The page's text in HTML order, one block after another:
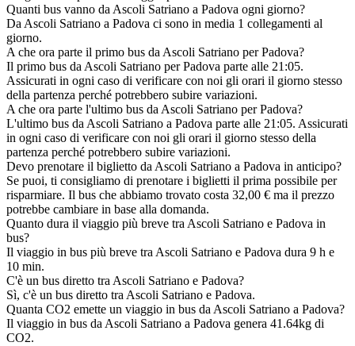
Quanti bus vanno da Ascoli Satriano a Padova ogni giorno?
Da Ascoli Satriano a Padova ci sono in media 1 collegamenti al
giorno.
A che ora parte il primo bus da Ascoli Satriano per Padova?
Il primo bus da Ascoli Satriano per Padova parte alle 21:05.
Assicurati in ogni caso di verificare con noi gli orari il giorno stesso
della partenza perché potrebbero subire variazioni.
A che ora parte l'ultimo bus da Ascoli Satriano per Padova?
L'ultimo bus da Ascoli Satriano a Padova parte alle 21:05. Assicurati
in ogni caso di verificare con noi gli orari il giorno stesso della
partenza perché potrebbero subire variazioni.
Devo prenotare il biglietto da Ascoli Satriano a Padova in anticipo?
Se puoi, ti consigliamo di prenotare i biglietti il prima possibile per
risparmiare. Il bus che abbiamo trovato costa 32,00 € ma il prezzo
potrebbe cambiare in base alla domanda.
Quanto dura il viaggio più breve tra Ascoli Satriano e Padova in
bus?
Il viaggio in bus più breve tra Ascoli Satriano e Padova dura 9 h e
10 min.
C'è un bus diretto tra Ascoli Satriano e Padova?
Sì, c'è un bus diretto tra Ascoli Satriano e Padova.
Quanta CO2 emette un viaggio in bus da Ascoli Satriano a Padova?
Il viaggio in bus da Ascoli Satriano a Padova genera 41.64kg di
CO2.